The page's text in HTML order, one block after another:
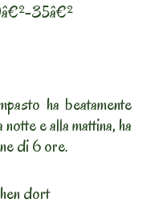
35â€²
ha beatamente
e alla mattina, ha
di 6 ore.
dort